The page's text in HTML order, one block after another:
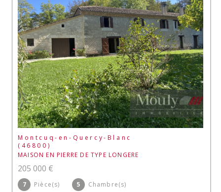
Montcuq-en-Quercy-Blanc
(46800)
MAISON EN PIERRE DE TYPE LONGERE
205 000 €
7 Pièce(s) 5
Chambre(s)